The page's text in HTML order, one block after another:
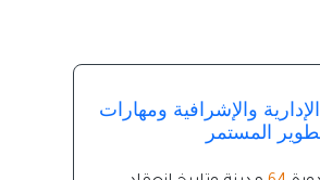
والإشرافية ومهارات
المستمر